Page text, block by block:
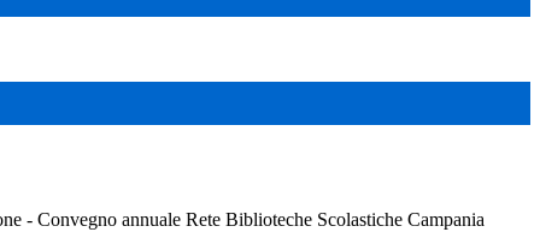
- Convegno annuale Rete Biblioteche Scolastiche Campania